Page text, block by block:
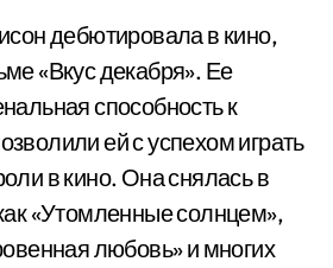
дебютировала в кино,
«Вкус декабря». Ее
способность к
ей с успехом играть
в кино. Она снялась в
«Утомленные солнцем»,
любовь» и многих